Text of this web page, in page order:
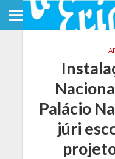
Palácio
júri